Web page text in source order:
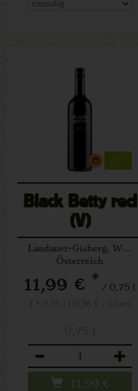
Black Betty red
(V)
Landauer-Gisberg, Winzerhof
Österreich
11,99 € * / 0,75 l
11,99 €